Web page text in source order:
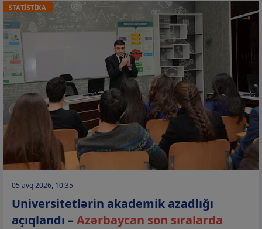
STATİSTİKA
05 avq 2026, 10:35
Universitetlərin akademik azadlığı
açıqlandı –Azərbaycan son sıralarda